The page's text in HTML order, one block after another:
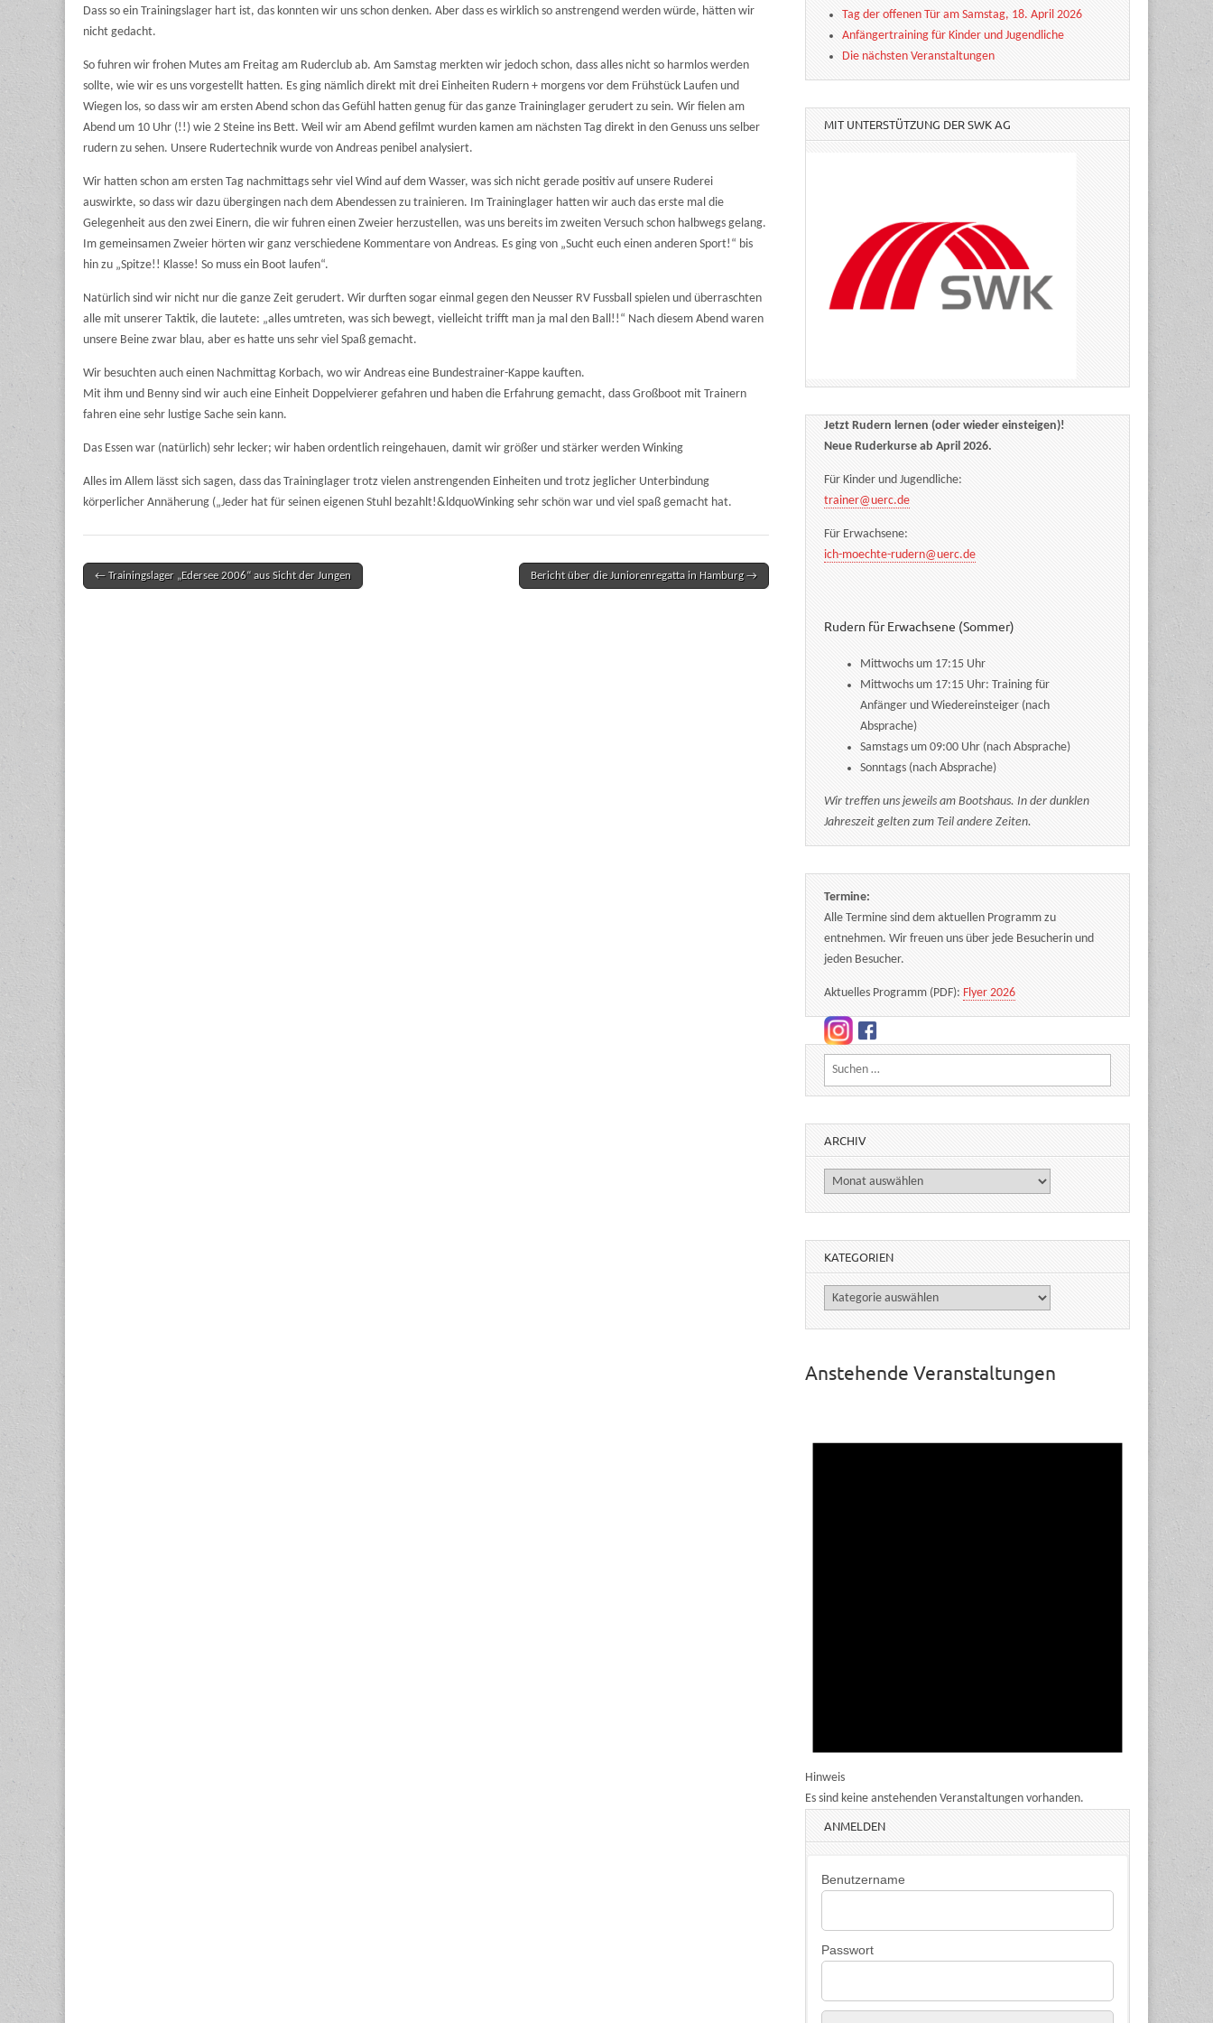
Dass so ein Trainingslager hart ist, das konnten wir uns schon denken. Aber dass es wirklich so anstrengend werden würde, hätten wir
nicht gedacht.
So fuhren wir frohen Mutes am Freitag am Ruderclub ab. Am Samstag merkten wir jedoch schon, dass alles nicht so harmlos werden
sollte, wie wir es uns vorgestellt hatten. Es ging nämlich direkt mit drei Einheiten Rudern + morgens vor dem Frühstück Laufen und
Wiegen los, so dass wir am ersten Abend schon das Gefühl hatten genug für das ganze Traininglager gerudert zu sein. Wir fielen am
Abend um 10 Uhr (!!) wie 2 Steine ins Bett. Weil wir am Abend gefilmt wurden kamen am nächsten Tag direkt in den Genuss uns selber
rudern zu sehen. Unsere Rudertechnik wurde von Andreas penibel analysiert.
Wir hatten schon am ersten Tag nachmittags sehr viel Wind auf dem Wasser, was sich nicht gerade positiv auf unsere Ruderei
auswirkte, so dass wir dazu übergingen nach dem Abendessen zu trainieren. Im Traininglager hatten wir auch das erste mal die
Gelegenheit aus den zwei Einern, die wir fuhren einen Zweier herzustellen, was uns bereits im zweiten Versuch schon halbwegs gelang.
Im gemeinsamen Zweier hörten wir ganz verschiedene Kommentare von Andreas. Es ging von „Sucht euch einen anderen Sport!“ bis
hin zu „Spitze!! Klasse! So muss ein Boot laufen“.
Natürlich sind wir nicht nur die ganze Zeit gerudert. Wir durften sogar einmal gegen den Neusser RV Fussball spielen und überraschten
alle mit unserer Taktik, die lautete: „alles umtreten, was sich bewegt, vielleicht trifft man ja mal den Ball!!“ Nach diesem Abend waren
unsere Beine zwar blau, aber es hatte uns sehr viel Spaß gemacht.
Wir besuchten auch einen Nachmittag Korbach, wo wir Andreas eine Bundestrainer-Kappe kauften.
Mit ihm und Benny sind wir auch eine Einheit Doppelvierer gefahren und haben die Erfahrung gemacht, dass Großboot mit Trainern
fahren eine sehr lustige Sache sein kann.
Das Essen war (natürlich) sehr lecker; wir haben ordentlich reingehauen, damit wir größer und stärker werden Winking
Alles im Allem lässt sich sagen, dass das Traininglager trotz vielen anstrengenden Einheiten und trotz jeglicher Unterbindung
körperlicher Annäherung („Jeder hat für seinen eigenen Stuhl bezahlt!&ldquoWinking sehr schön war und viel spaß gemacht hat.
Post navigation
← Trainingslager „Edersee 2006“ aus Sicht der Jungen Bericht über die Juniorenregatta in Hamburg →
Tag der offenen Tür am Samstag, 18. April 2026
Anfängertraining für Kinder und Jugendliche
Die nächsten Veranstaltungen
MIT UNTERSTÜTZUNG DER SWK AG
Jetzt Rudern lernen (oder wieder einsteigen)!
Neue Ruderkurse ab April 2026.
Für Kinder und Jugendliche:
trainer@uerc.de
Für Erwachsene:
ich-moechte-rudern@uerc.de
Rudern für Erwachsene (Sommer)
Mittwochs um 17:15 Uhr
Mittwochs um 17:15 Uhr: Training für
Anfänger und Wiedereinsteiger (nach
Absprache)
Samstags um 09:00 Uhr (nach Absprache)
Sonntags (nach Absprache)
Wir treffen uns jeweils am Bootshaus. In der dunklen
Jahreszeit gelten zum Teil andere Zeiten.
Termine:
Alle Termine sind dem aktuellen Programm zu
entnehmen. Wir freuen uns über jede Besucherin und
jeden Besucher.
Aktuelles Programm (PDF):Flyer 2026
Suchen nach:
ARCHIV
Archiv
KATEGORIEN
Kategorien
Anstehende Veranstaltungen
Hinweis
Es sind keine anstehenden Veranstaltungen vorhanden.
ANMELDEN
Benutzername
Passwort